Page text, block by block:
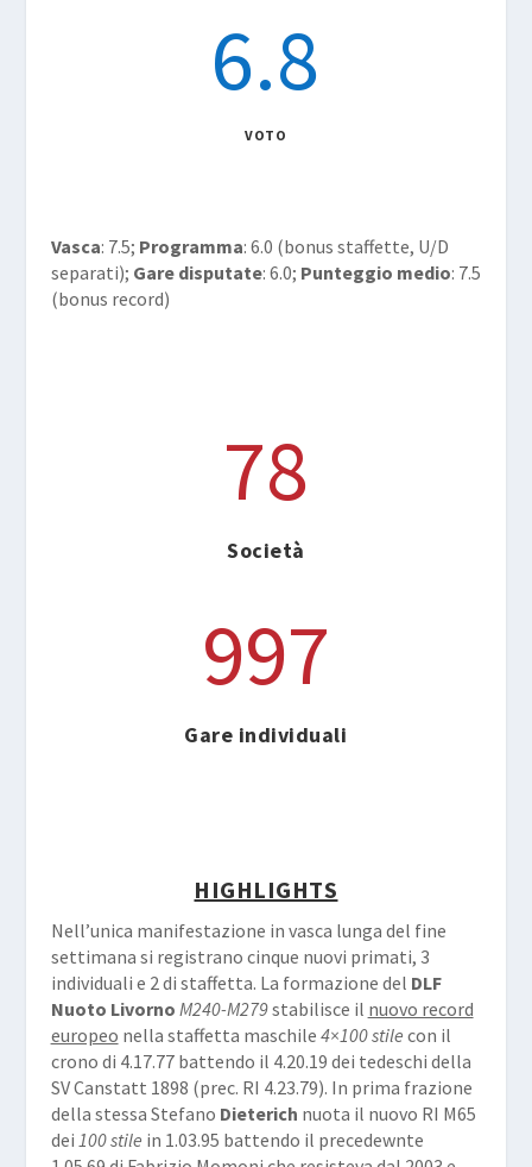
6.8
VOTO
Vasca: 7.5; Programma: 6.0 (bonus staffette, U/D
separati); Gare disputate: 6.0; Punteggio medio: 7.5
(bonus record)
78
Società
997
Gare individuali
HIGHLIGHTS
Nell’unica manifestazione in vasca lunga del fine
settimana si registrano cinque nuovi primati, 3
individuali e 2 di staffetta. La formazione del DLF
Nuoto Livorno M240-M279stabilisce il nuovo record
europeo nella staffetta maschile 4×100 stile con il
crono di 4.17.77 battendo il 4.20.19 dei tedeschi della
SV Canstatt 1898 (prec. RI 4.23.79). In prima frazione
della stessa Stefano Dieterich nuota il nuovo RI M65
dei 100 stile in 1.03.95 battendo il precedewnte